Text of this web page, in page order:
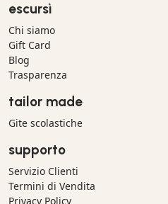
escursì
Chi siamo
Gift Card
Blog
Trasparenza
tailor made
Gite scolastiche
supporto
Servizio Clienti
Termini di Vendita
Privacy Policy